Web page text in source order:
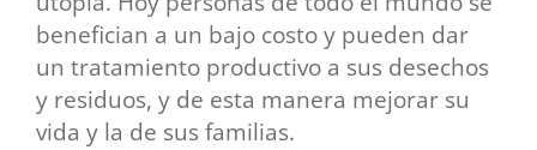
benefician a un bajo costo y pueden dar
un tratamiento productivo a sus desechos
y residuos, y de esta manera mejorar su
vida y la de sus familias.